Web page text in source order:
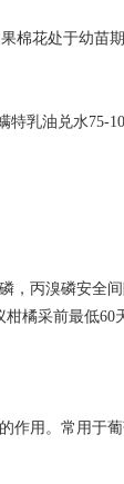
棉花处于幼苗
特乳油兑水75-
，丙溴磷安全
橘采前最低
作用。常用于